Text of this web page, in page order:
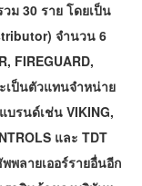
ม 30 ราย โดยเป็น
จำนวน 6
FIREGUARD,
เป็นตัวแทนจำหน่าย
รนด์เช่น VIKING,
และ TDT
ลายเออร์รายอื่นอีก